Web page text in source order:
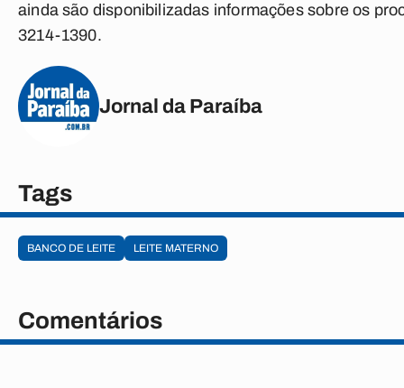
ainda são disponibilizadas informações sobre os
3214-1390.
Jornal da Paraíba
Tags
BANCO DE LEITE LEITE MATERNO
Comentários